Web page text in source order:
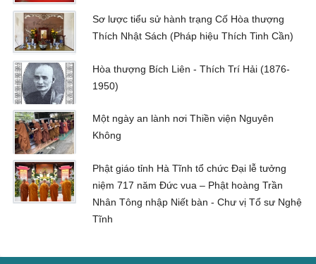
Sơ lược tiểu sử hành trạng Cố Hòa thượng
Thích Nhật Sách (Pháp hiệu Thích Tinh Cần)
Hòa thượng Bích Liên - Thích Trí Hải (1876-
1950)
Một ngày an lành nơi Thiền viện Nguyên
Không
Phật giáo tỉnh Hà Tĩnh tổ chức Đại lễ tưởng
niệm 717 năm Đức vua – Phật hoàng Trần
Nhân Tông nhập Niết bàn - Chư vị Tổ sư Nghệ
Tĩnh